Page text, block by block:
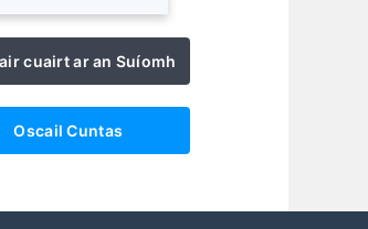
cuairt ar an Suíomh
Oscail Cuntas